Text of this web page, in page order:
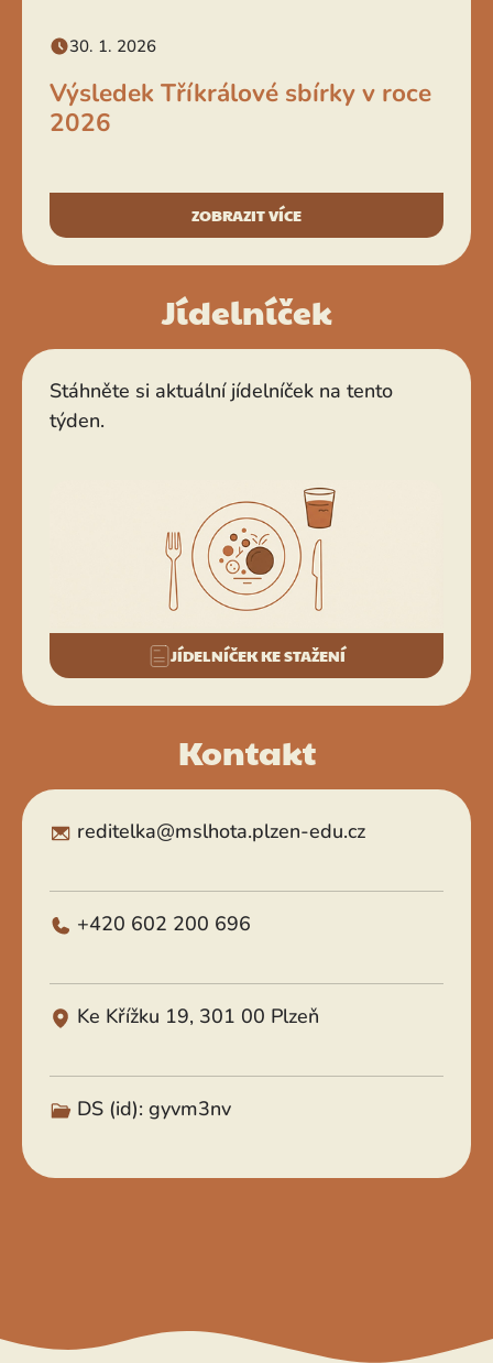
30. 1. 2026
Výsledek Tříkrálové sbírky v roce
2026
ZOBRAZIT VÍCE
Jídelníček
Stáhněte si aktuální jídelníček na tento
týden.
JÍDELNÍČEK KE STAŽENÍ
Kontakt
reditelka@mslhota.plzen-edu.cz
+420 602 200 696
Ke Křížku 19, 301 00 Plzeň
DS (id): gyvm3nv